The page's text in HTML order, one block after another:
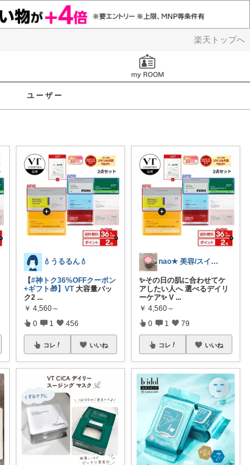
楽天トップへ
ユーザー
💧うるるん💧
【#神トク36%OFFクーポン
+ギフト🎁】VT大容量パッ
ク2 ...
￥ 4,560～
0 1 456
コレ いいね
nao★ 美容/スイーツ/ギフト
✨その日の肌に合わせてケ
アしたい人へ 選べるデイリ
ーケア✨ V ...
￥ 4,560～
0 1 79
コレ いいね